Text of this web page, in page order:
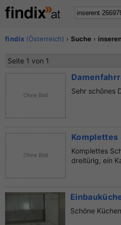
findix (Österreich) ›Suche ›
Seite 1 von 1
Sehr schönes
Komplettes
Komplettes
dreitürig, ein
Schöne